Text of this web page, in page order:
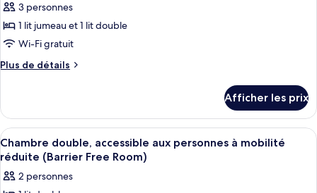
pour
ce
type
chambre :
familiale
3 personnes
1 lit jumeau et 1 lit double
Wi-Fi gratuit
Plus de détails
Plus
Chambre
triple
familiale
Afficher les prix
Afficher
toutes
les
photos
Chambre double, accessible aux
4
Chambre double, accessible aux personnes à mobilité
réduite (Barrier Free Room)
2 personnes